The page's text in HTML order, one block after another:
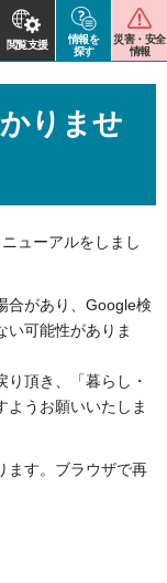
閲覧支援
情報を
探す
災害・安全
情報
りませ
ューアルをしまし
があり、 Google検
い可能性がありま
頂き、「暮らし・
ようお願いいたしま
ます。ブラウザで再